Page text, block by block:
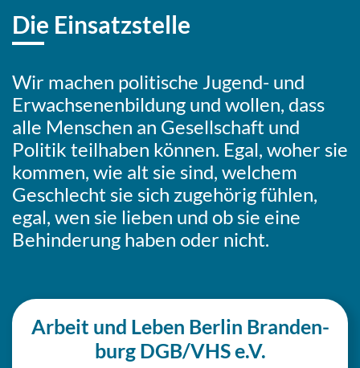
Die Einsatzstelle
Wir machen poli­ti­sche Jugend- und
Erwach­se­nen­bil­dung und wollen, dass
alle Men­schen an Gesell­schaft und
Politik teil­ha­ben können. Egal, woher sie
kommen, wie alt sie sind, welchem
Geschlecht sie sich zuge­hö­rig fühlen,
egal, wen sie lieben und ob sie eine
Behin­de­rung haben oder nicht.
Arbeit und Leben Berlin Bran­den­
burg DGB/VHS e.V.